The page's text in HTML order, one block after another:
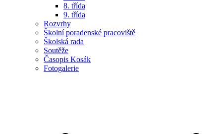
8. třída
9. třída
Rozvrhy
Školní poradenské pracoviště
Školská rada
Soutěže
Časopis Kosák
Fotogalerie